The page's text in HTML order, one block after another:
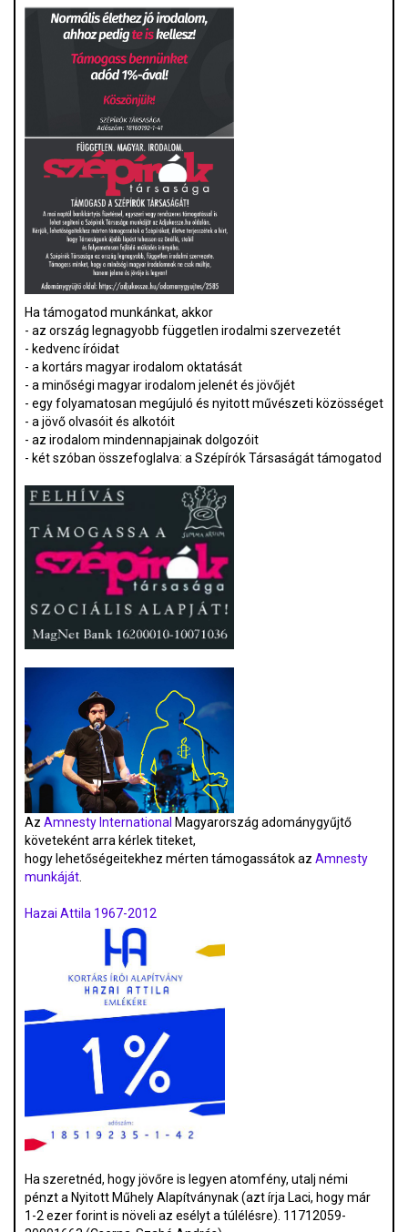
Ha támogatod munkánkat, akkor
- az ország legnagyobb független irodalmi szervezetét
- kedvenc íróidat
- a kortárs magyar irodalom oktatását
- a minőségi magyar irodalom jelenét és jövőjét
- egy folyamatosan megújuló és nyitott művészeti közösséget
- a jövő olvasóit és alkotóit
- az irodalom mindennapjainak dolgozóit
- két szóban összefoglalva: a Szépírók Társaságát támogatod
Az Amnesty International Magyarország adománygyűjtő
követeként arra kérlek titeket,
hogy lehetőségeitekhez mérten támogassátok az Amnesty
munkáját.
Hazai Attila 1967-2012
Ha szeretnéd, hogy jövőre is legyen atomfény, utalj némi
pénzt a Nyitott Műhely Alapítványnak (azt írja Laci, hogy már
1-2 ezer forint is növeli az esélyt a túlélésre). 11712059-